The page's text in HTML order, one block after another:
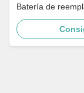
Batería de